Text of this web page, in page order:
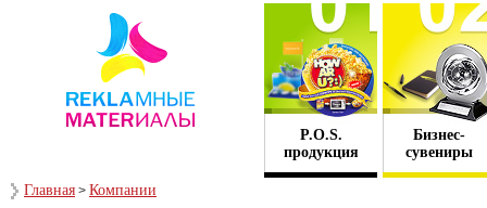
P.O.S.
продукция
Бизнес-
сувениры
Главная > Компании